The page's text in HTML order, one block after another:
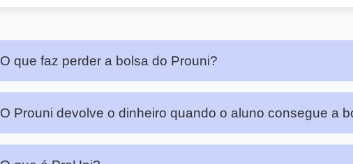
O que faz perder a bolsa do Prouni?
O Prouni devolve o dinheiro quando o aluno consegue a